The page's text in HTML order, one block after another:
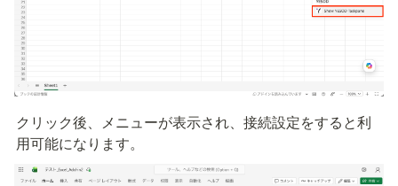
クリック後、メニューが表示され、接続設定をすると利
用可能になります。